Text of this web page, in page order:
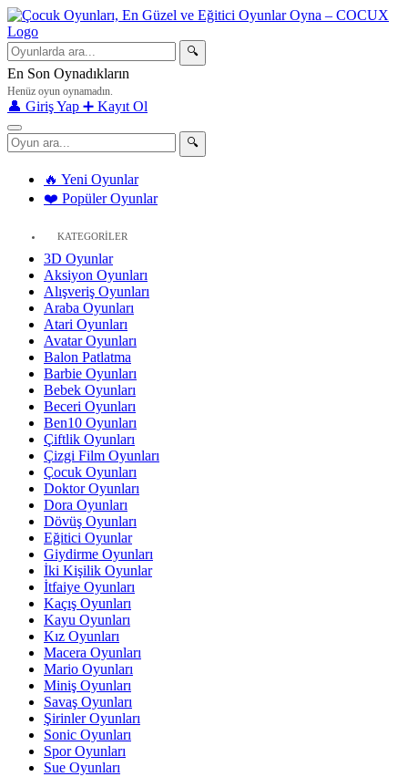
🔍
En Son Oynadıkların
Henüz oyun oynamadın.
👤 Giriş Yap ➕ Kayıt Ol
🔍
🔥 Yeni Oyunlar
❤️ Popüler Oyunlar
KATEGORİLER
3D Oyunlar
Aksiyon Oyunları
Alışveriş Oyunları
Araba Oyunları
Atari Oyunları
Avatar Oyunları
Balon Patlatma
Barbie Oyunları
Bebek Oyunları
Beceri Oyunları
Ben10 Oyunları
Çiftlik Oyunları
Çizgi Film Oyunları
Çocuk Oyunları
Doktor Oyunları
Dora Oyunları
Dövüş Oyunları
Eğitici Oyunlar
Giydirme Oyunları
İki Kişilik Oyunlar
İtfaiye Oyunları
Kaçış Oyunları
Kayu Oyunları
Kız Oyunları
Macera Oyunları
Mario Oyunları
Miniş Oyunları
Savaş Oyunları
Şirinler Oyunları
Sonic Oyunları
Spor Oyunları
Sue Oyunları